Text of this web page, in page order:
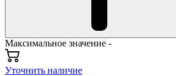
Максимальное значение -
Уточнить наличие